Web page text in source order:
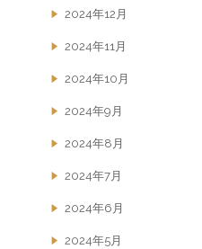
2024年12月
2024年11月
2024年10月
2024年9月
2024年8月
2024年7月
2024年6月
2024年5月